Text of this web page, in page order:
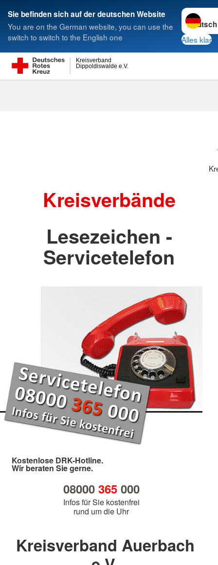
Sie befinden sich auf der deutschen Website
You are on the German website, you can use the
switch to switch to the English one
Sprache
Alles klar
Dippoldiswalde e.V.
Kreisverband
Suche
Kreisverbände
Lesezeichen -
Servicetelefon
Kostenlose DRK-Hotline.
Wir beraten Sie gerne.
08000 365000
Infos für Sie kostenfrei
rund um die Uhr
Kreisverband Auerbach